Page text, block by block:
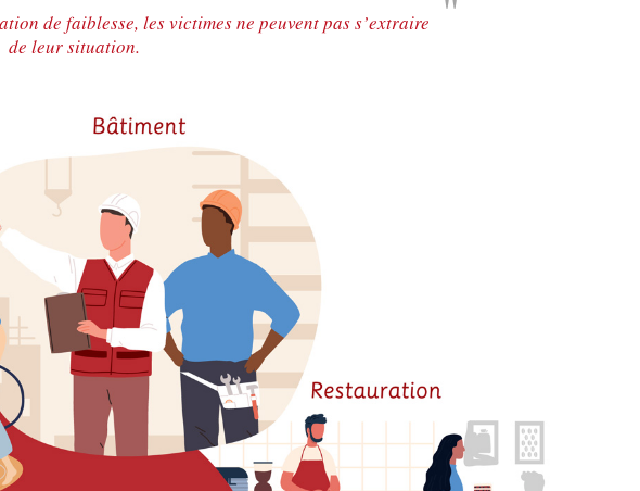
de faiblesse, les victimes ne peuvent pas s’extraire
de leur situation.